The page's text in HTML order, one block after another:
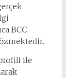
BCC
ile